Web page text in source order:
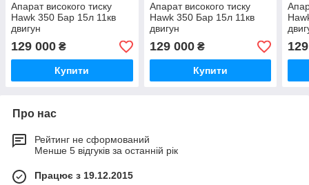
Апарат високого тиску
Hawk 350 Бар 15л 11кв
двигун
129 000 ₴
Купити
Апарат високого тиску
Hawk 350 Бар 15л 11кв
двигун
129 000₴
Купити
Про нас
Рейтинг не сформований
Менше 5 відгуків за останній рік
Працює з 19.12.2015